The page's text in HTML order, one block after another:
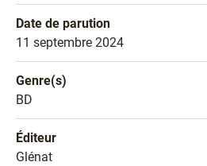
Date de parution
Date de parution
11 septembre 2024
Genre(s)
Genre littéraire
BD
Éditeur
Éditeur
Glénat